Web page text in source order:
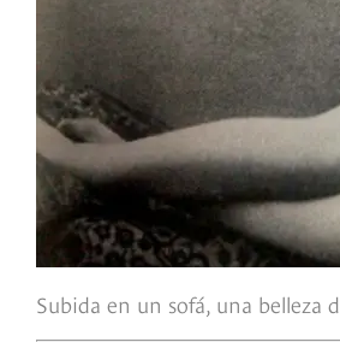
Subida en un sofá, una belleza